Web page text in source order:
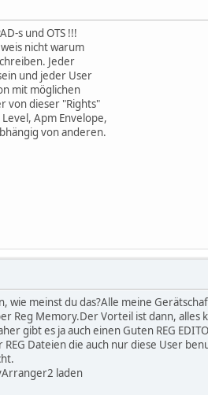
s und OTS !!!
nicht warum
Jeder
und jeder User
mit möglichen
von dieser "Rights"
Apm Envelope,
von anderen.
wie meinst du das?Alle meine
Reg Memory.Der Vorteil ist dann,
gibt es ja auch einen Guten REG
REG Dateien die auch nur diese User
laden